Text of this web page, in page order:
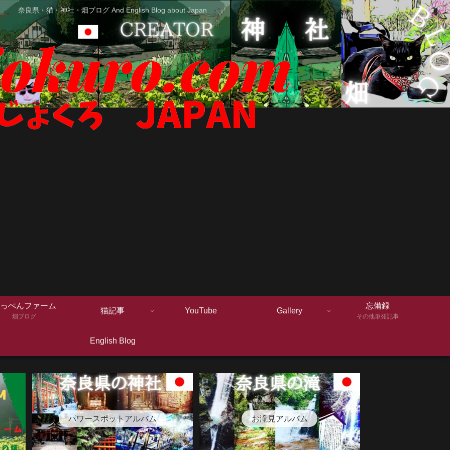
奈良県・猫・神社・畑ブログ And English Blog about Japan
ぺんファーム
畑ブログ
猫記事 YouTube Gallery
忘備録
その他単発記事
English Blog
パワースポットアルバム お滝見アルバム